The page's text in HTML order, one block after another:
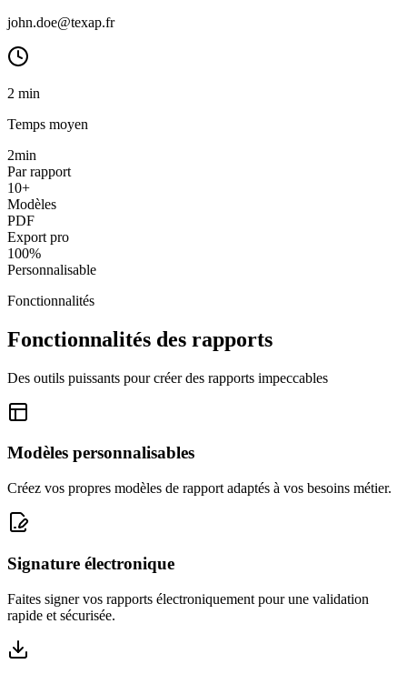
john.doe@texap.fr
2 min
Temps moyen
2min
Par rapport
10+
Modèles
PDF
Export pro
100%
Personnalisable
Fonctionnalités
Fonctionnalités des rapports
Des outils puissants pour créer des rapports impeccables
Modèles personnalisables
Créez vos propres modèles de rapport adaptés à vos besoins métier.
Signature électronique
Faites signer vos rapports électroniquement pour une validation
rapide et sécurisée.